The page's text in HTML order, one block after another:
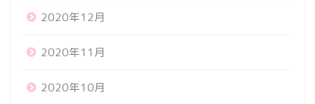
2020年12月
2020年11月
2020年10月